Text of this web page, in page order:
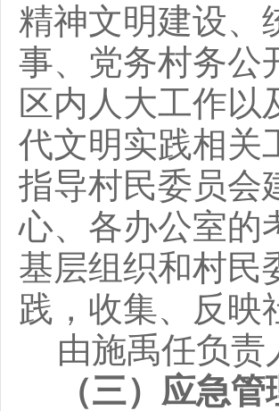
精神文明建设、
事、党务村务公
区内人大工作以
代文明实践相关
指导村民委员会
心、各办公室的
基层组织和村民
践，收集、反映
由施禹任负责
（三）应急管